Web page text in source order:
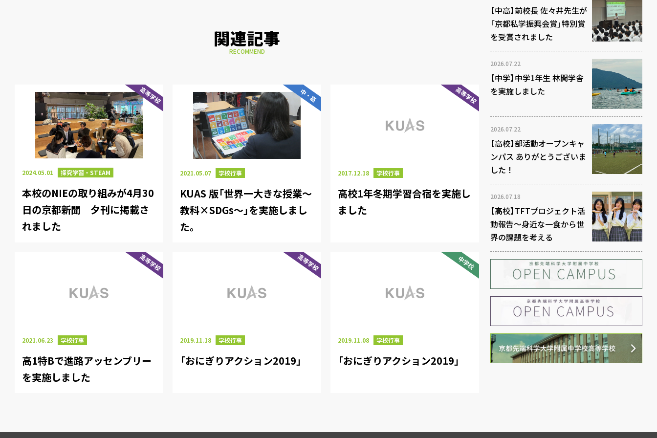
関連記事
RECOMMEND
高等学校
2024.05.01 探究学習・STEAM
本校のNIEの取り組みが4月30
日の京都新聞 夕刊に掲載さ
れました
中・高
2021.05.07 学校行事
KUAS 版「世界一大きな授業～
教科×SDGs～」を実施しまし
た。
高等学校
2017.12.18 学校行事
高校1年冬期学習合宿を実施し
ました
高等学校
2021.06.23 学校行事
高1特Bで進路アッセンブリー
を実施しました
高等学校
2019.11.18 学校行事
「おにぎりアクション2019」
中学校
2019.11.08 学校行事
「おにぎりアクション2019」
【中高】前校長 佐々井先生が
「京都私学振興会賞」特別賞
を受賞されました
2026.07.22
【中学】中学1年生 林間学舎
を実施しました
2026.07.22
【高校】部活動オープンキャ
ンパス ありがとうございま
した！
2026.07.18
【高校】TFTプロジェクト活
動報告～身近な一食から世
界の課題を考える